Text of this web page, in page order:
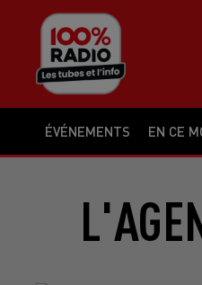
ÉVÉNEMENTS EN CE